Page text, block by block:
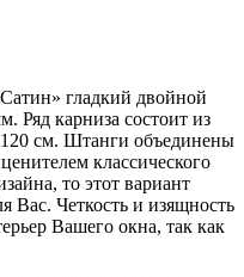
гладкий двойной
Ряд карниза состоит из
120 см. Штанги объединены
классического
то этот вариант
Вас. Четкость и изящность
Вашего окна, так как